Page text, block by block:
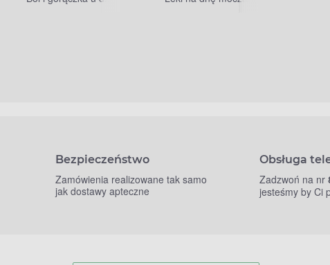
Bezpieczeństwo
Zamówienia realizowane tak samo
jak dostawy apteczne
Obsługa
Zadzwoń na nr
jesteśmy by Ci